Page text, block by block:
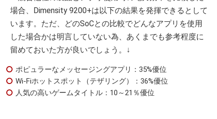
場合、Dimensity 9200+は以下の結果を発揮できるとして
います。ただ、どのSoCとの比較でどんなアプリを使用
した場合かは明言していない為、あくまでも参考程度に
留めておいた方が良いでしょう。↓
ポピュラーなメッセージングアプリ：35%優位
Wi-Fiホットスポット（テザリング）：36%優位
人気の高いゲームタイトル：10～21％優位